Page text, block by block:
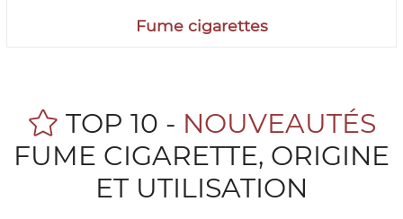
Fume cigarettes
TOP 10 - NOUVEAUTÉS
FUME CIGARETTE, ORIGINE
ET UTILISATION